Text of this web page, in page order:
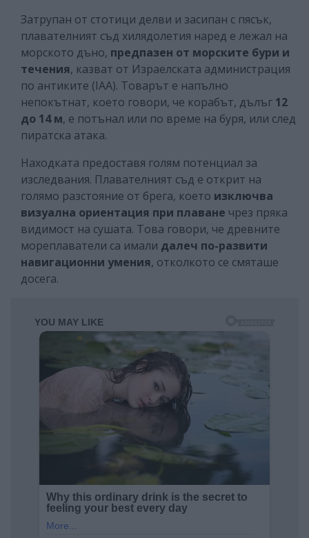
Затрупан от стотици делви и засипан с пясък,
плавателният съд хилядолетия наред е лежал на
морското дъно, предпазен от морските бури и
течения, казват от Израелската администрация
по антиките (IAA). Товарът е напълно
непокътнат, което говори, че корабът, дълъг 12
до 14 м, е потънал или по време на буря, или след
пиратска атака.
Находката предоставя голям потенциал за
изследвания. Плавателният съд е открит на
голямо разстояние от брега, което изключва
визуална ориентация при плаване чрез пряка
видимост на сушата. Това говори, че древните
мореплаватели са имали далеч по-развити
навигационни умения, отколкото се смяташе
досега.